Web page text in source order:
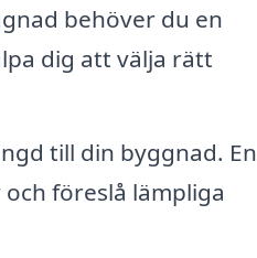
behöver du en
dig att välja rätt
till din byggnad. En
föreslå lämpliga